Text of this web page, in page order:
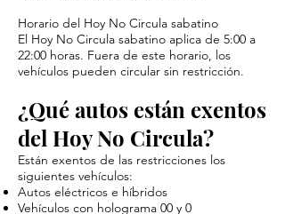
Horario del Hoy No Circula sabatino
El Hoy No Circula sabatino aplica de 5:00 a
22:00 horas. Fuera de este horario, los
vehículos pueden circular sin restricción.
¿Qué autos están exentos
del Hoy No Circula?
Están exentos de las restricciones los
siguientes vehículos:
Autos eléctricos e híbridos
Vehículos con holograma 00 y 0